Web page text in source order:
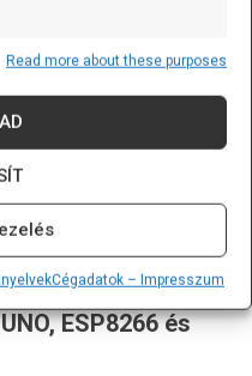
Read more about these purposes
Cégadatok – Impresszum
ESP8266 és